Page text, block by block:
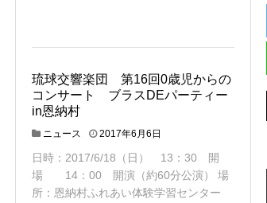
琉球交響楽団 第16回0歳児からの
コンサート ブラスDEパーティー
in恩納村
ニュース 2017年6月6日
日時：2017/6/18（日） 13：30 開
場 14：00 開演（約60分公演） 場
所：恩納村ふれあい体験学習センター